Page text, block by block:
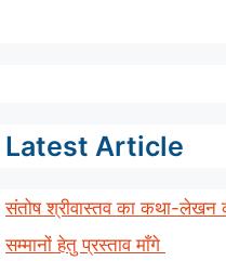
Latest Article
संतोष श्रीवास्तव का कथा-लेखन
सम्मानों हेतु प्रस्ताव माँगे